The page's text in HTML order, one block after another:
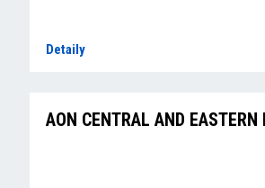
Detaily
AON CENTRAL AND EASTERN